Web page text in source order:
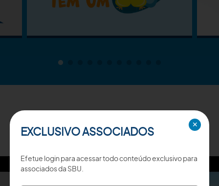
TV SBU ✕
EXCLUSIVO ASSOCIADOS
Efetue login para acessar todo conteúdo exclusivo para
associados da SBU.